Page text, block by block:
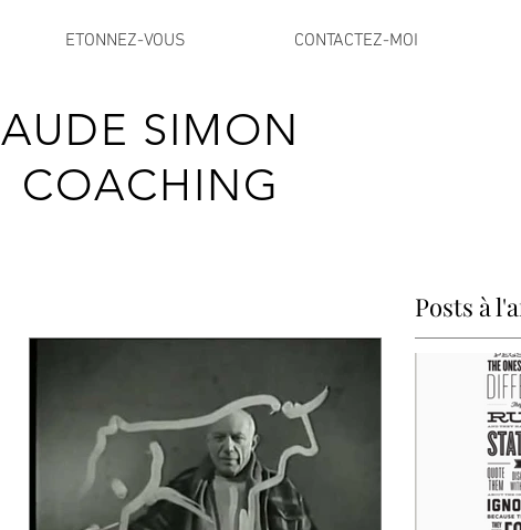
ETONNEZ-VOUS CONTACTEZ-MOI
AUDE SIMON
COACHING
Posts à